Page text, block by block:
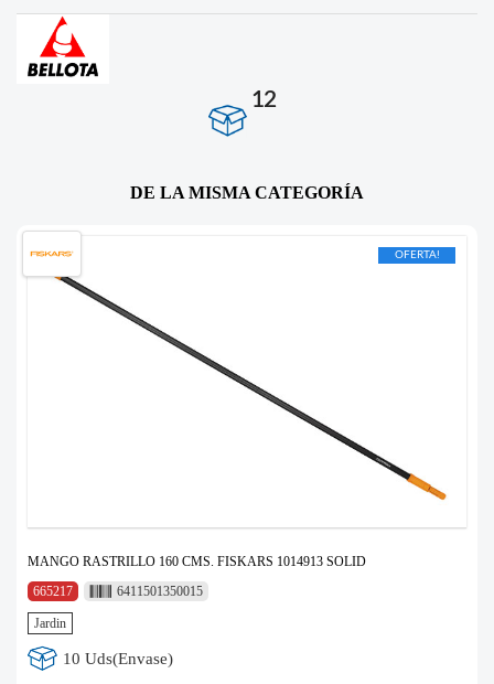
12
DE LA MISMA CATEGORÍA
OFERTA!
MANGO RASTRILLO 160 CMS. FISKARS 1014913 SOLID
665217
6411501350015
Jardin
10 Uds(Envase)